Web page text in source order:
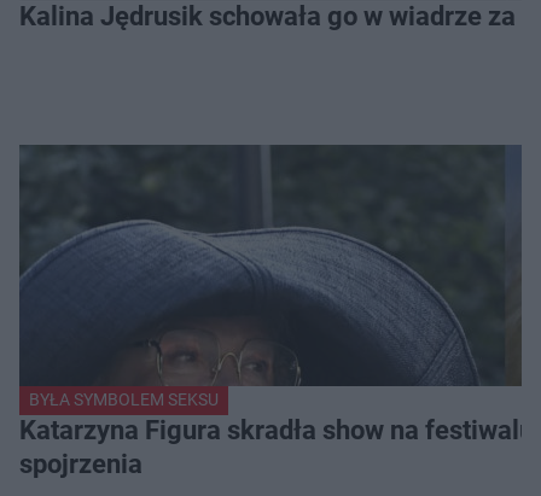
Kalina Jędrusik schowała go w wiadrze za
BYŁA SYMBOLEM SEKSU
Katarzyna Figura skradła show na
spojrzenia